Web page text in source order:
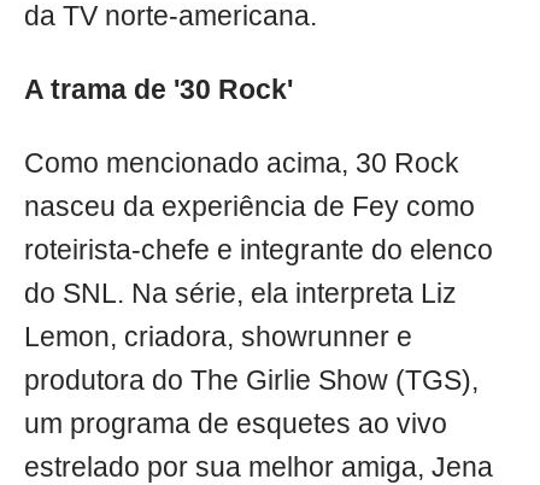
da TV norte-americana.
A trama de '30 Rock'
Como mencionado acima, 30 Rock
nasceu da experiência de Fey como
roteirista-chefe e integrante do elenco
do SNL. Na série, ela interpreta Liz
Lemon, criadora, showrunner e
produtora do The Girlie Show (TGS),
um programa de esquetes ao vivo
estrelado por sua melhor amiga, Jena